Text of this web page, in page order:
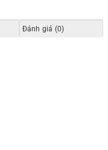
Đánh giá (0)